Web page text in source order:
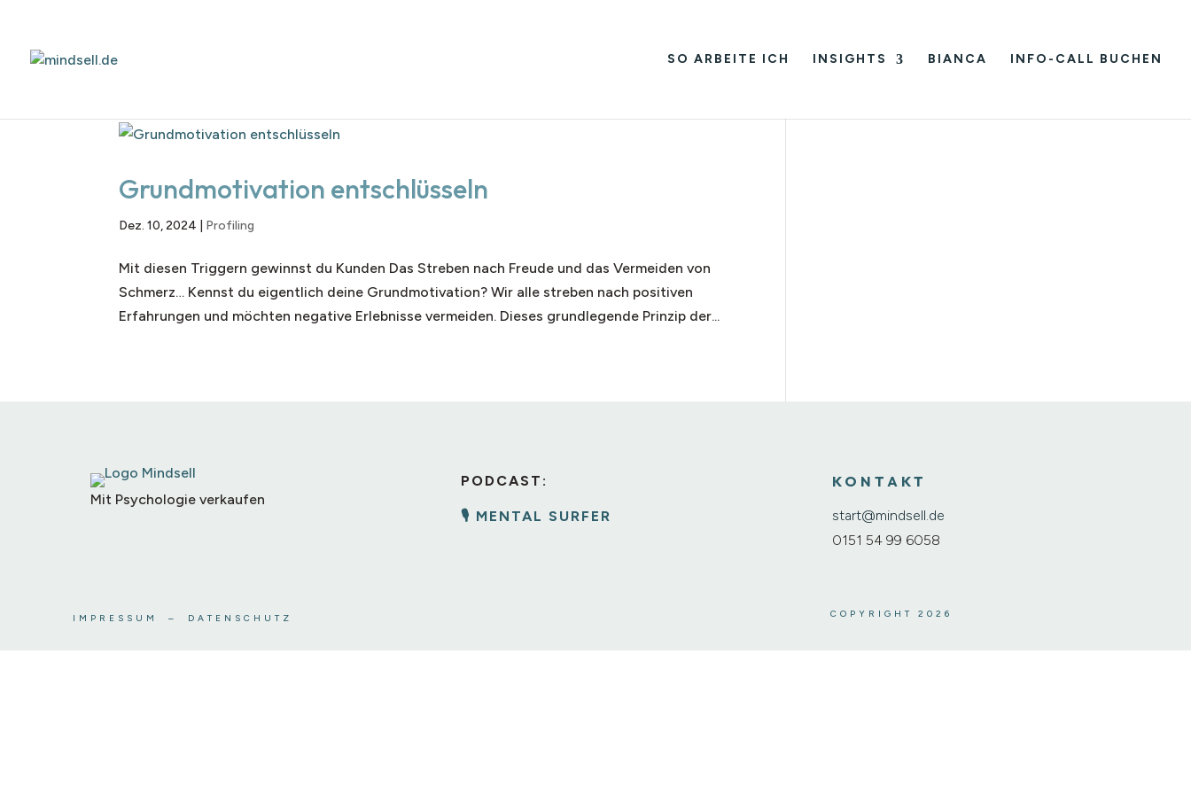
SO ARBEITE ICH INSIGHTS BIANCA INFO-CALL BUCHEN
Grundmotivation entschlüsseln
Dez. 10, 2024 Profiling
Mit diesen Triggern gewinnst du Kunden Das Streben nach Freude und das Vermeiden von
Schmerz… Kennst du eigentlich deine Grundmotivation? Wir alle streben nach positiven
Erfahrungen und möchten negative Erlebnisse vermeiden. Dieses grundlegende Prinzip der...
Mit Psychologie verkaufen
PODCAST:
🎙️ MENTAL SURFER
KONTAKT
start@mindsell.de
0151 54 99 6058
IMPRESSUM – DATENSCHUTZ COPYRIGHT 2026